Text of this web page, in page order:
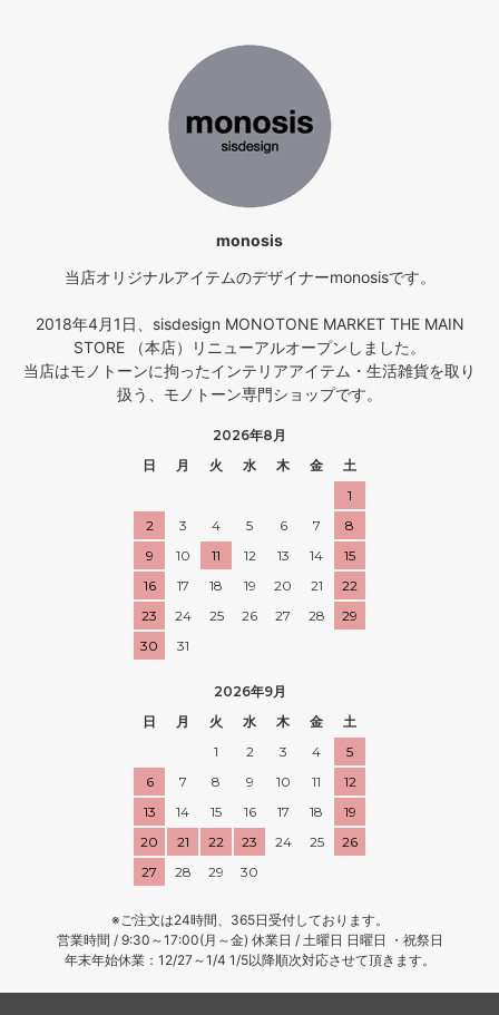
monosis
当店オリジナルアイテムのデザイナーmonosisです。
2018年4月1日、sisdesign MONOTONE MARKET THE MAIN
STORE （本店）リニューアルオープンしました。
当店はモノトーンに拘ったインテリアアイテム・生活雑貨を取り
扱う、モノトーン専門ショップです。
2026年8月
日
月 火 水 木 金
土
1
2
3 4 5 6 7
8
9
10 11 12 13 14
15
16
17 18 19 20 21
22
23
24 25 26 27 28
29
30
31
2026年9月
日
月 火 水 木 金
土
1
2 3 4
5
6
7 8 9 10 11
12
13
14 15 16 17 18
19
20
21 22 23 24 25
26
27
28 29 30
※ご注文は24時間、365日受付しております。
営業時間 / 9:30～17:00(月～金) 休業日 / 土曜日 日曜日 ・祝祭日
年末年始休業：12/27～1/4 1/5以降順次対応させて頂きます。